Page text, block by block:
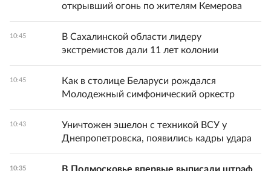
открывший огонь по жителям Кемерова
10:45
В Сахалинской области лидеру
экстремистов дали 11 лет колонии
10:45
Как в столице Беларуси рождался
Молодежный симфонический оркестр
10:43
Уничтожен эшелон с техникой ВСУ у
Днепропетровска, появились кадры удара
10:35